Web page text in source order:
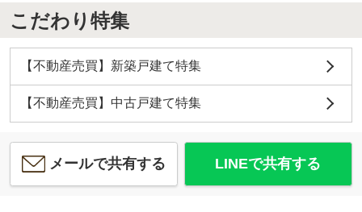
こだわり特集
【不動産売買】新築戸建て特集
【不動産売買】中古戸建て特集
メールで共有する LINEで共有する